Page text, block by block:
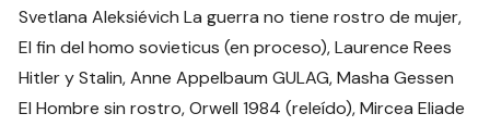
Svetlana Aleksiévich La guerra no tiene rostro de mujer,
El fin del homo sovieticus (en proceso), Laurence Rees
Hitler y Stalin, Anne Appelbaum GULAG, Masha Gessen
El Hombre sin rostro, Orwell 1984 (releído), Mircea Eliade